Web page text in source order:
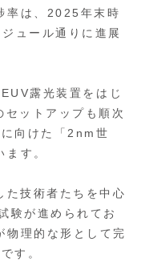
率は、2025年末時
ュール通りに進展
露光装置をはじ
ットアップも順次
向けた「2nm世
す。
た技術者たちを中心
験が進められてお
物理的な形として完
す。